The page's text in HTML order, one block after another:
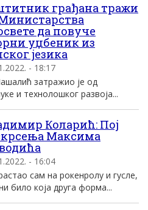
грађана тражи
да повуче
уџбеник из
језика
- 18:17
затражио је од
и технолошког развоја...
Коларић: Пој
Максима
- 16:04
сам на рокенролу и гусле,
било која друга форма...